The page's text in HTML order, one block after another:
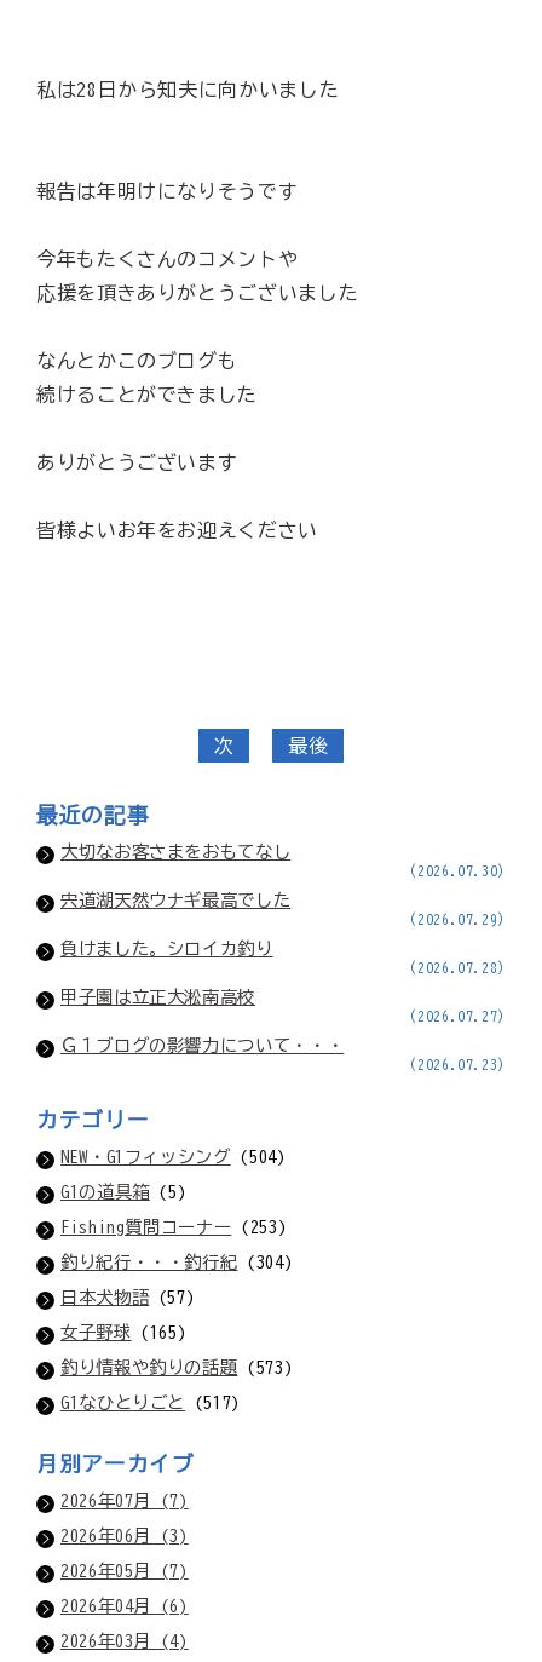
私は28日から知夫に向かいました
報告は年明けになりそうです
今年もたくさんのコメントや
応援を頂きありがとうございました
なんとかこのブログも
続けることができました
ありがとうございます
皆様よいお年をお迎えください
次 最後
最近の記事
大切なお客さまをおもてなし
(2026.07.30)
宍道湖天然ウナギ最高でした
(2026.07.29)
負けました。シロイカ釣り
(2026.07.28)
甲子園は立正大淞南高校
(2026.07.27)
Ｇ１ブログの影響力について・・・
(2026.07.23)
カテゴリー
NEW・G1フィッシング(504)
G1の道具箱(5)
Fishing質問コーナー (253)
釣り紀行・・・釣行紀 (304)
日本犬物語(57)
女子野球 (165)
釣り情報や釣りの話題 (573)
G1なひとりごと
(517)
月別アーカイブ
2026年07月 (7)
2026年06月 (3)
2026年05月 (7)
2026年04月 (6)
2026年03月 (4)